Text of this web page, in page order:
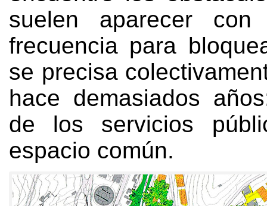
suelen aparecer con
frecuencia para
se precisa
hace demasiados
de los servicios
espacio común.